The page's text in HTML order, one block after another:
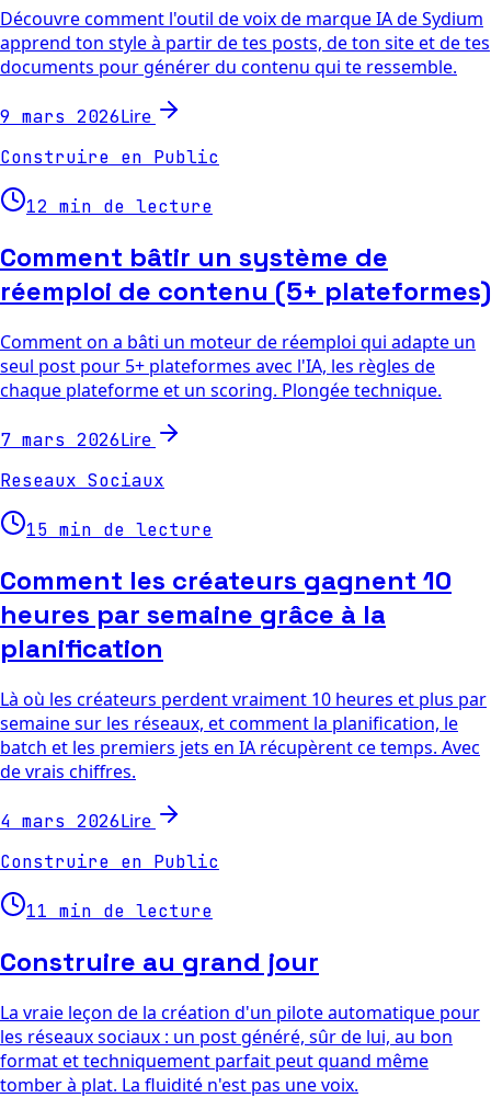
Découvre comment l'outil de voix de marque IA de Sydium
apprend ton style à partir de tes posts, de ton site et de tes
documents pour générer du contenu qui te ressemble.
9 mars 2026Lire
Construire en Public
12 min de lecture
Comment bâtir un système de
réemploi de contenu (5+ plateformes)
Comment on a bâti un moteur de réemploi qui adapte un
seul post pour 5+ plateformes avec l'IA, les règles de
chaque plateforme et un scoring. Plongée technique.
7 mars 2026Lire
Reseaux Sociaux
15 min de lecture
Comment les créateurs gagnent 10
heures par semaine grâce à la
planification
Là où les créateurs perdent vraiment 10 heures et plus par
semaine sur les réseaux, et comment la planification, le
batch et les premiers jets en IA récupèrent ce temps. Avec
de vrais chiffres.
4 mars 2026Lire
Construire en Public
11 min de lecture
Construire au grand jour
La vraie leçon de la création d'un pilote automatique pour
les réseaux sociaux : un post généré, sûr de lui, au bon
format et techniquement parfait peut quand même
tomber à plat. La fluidité n'est pas une voix.